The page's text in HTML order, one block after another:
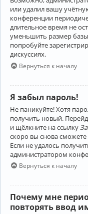
или удалил вашу
конференции
длительное время не
уменьшить размер
попробуйте
дискуссиях.
Вернуться к началу
Я забыл пароль!
Не паникуйте! Хотя
получить новый.
и щёлкните на ссылку
скоро вы снова
Если не удалось
администратором
Вернуться к началу
Почему мне
повторять ввод